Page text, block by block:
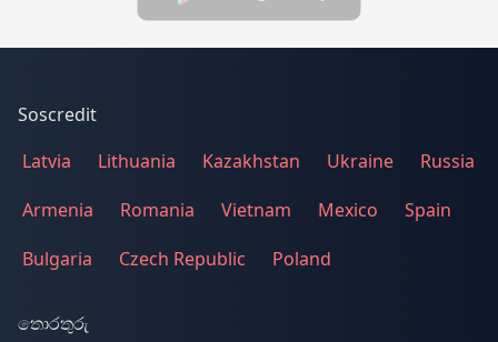
Soscredit
Latvia
Lithuania Kazakhstan Ukraine
Russia
Armenia
Romania Vietnam Mexico
Spain
Bulgaria
Czech Republic Poland
තොරතුරු